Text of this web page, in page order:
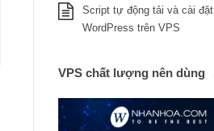
Script tự động tải và cài đặt
WordPress trên VPS
VPS chất lượng nên dùng